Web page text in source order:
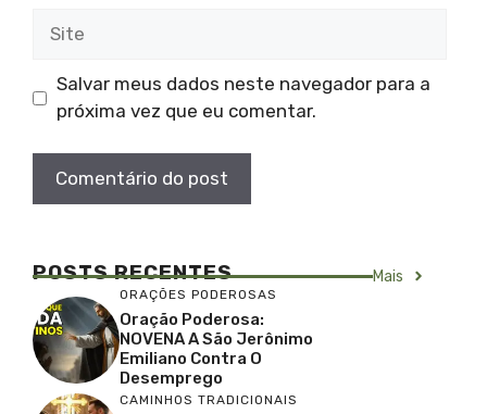
Salvar meus dados neste navegador para a
próxima vez que eu comentar.
POSTS RECENTES Mais
ORAÇÕES PODEROSAS
Oração Poderosa:
NOVENA A São Jerônimo
Emiliano Contra O
Desemprego
CAMINHOS TRADICIONAIS